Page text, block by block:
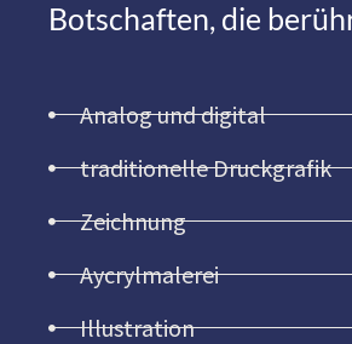
Botschaften, die
Analog und digital
traditionelle Druckgrafik
Zeichnung
Aycrylmalerei
Illustration